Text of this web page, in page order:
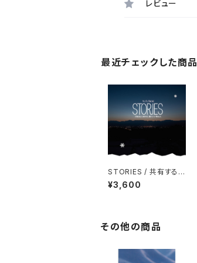
レビュー
最近チェックした商品
STORIES / 共有する
人 出会う人 繋ぐ人々
伝える人
¥3,600
その他の商品